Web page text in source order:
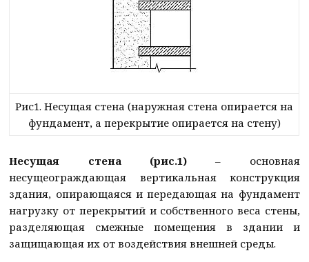
Рис1. Несущая стена (наружная стена опирается на
фундамент, а перекрытие опирается на стену)
Несущая стена (рис.1) – основная
несущеограждающая вертикальная конструкция
здания, опирающаяся и передающая на фундамент
нагрузку от перекрытий и собственного веса стены,
разделяющая смежные помещения в здании и
защищающая их от воздействия внешней среды.